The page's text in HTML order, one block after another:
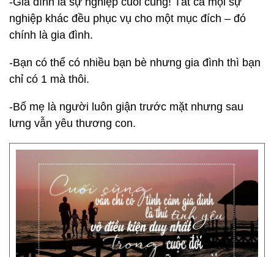
nghiệp khác đều phục vụ cho một mục đích – đó
chính là gia đình.
-Bạn có thể có nhiều bạn bè nhưng gia đình thì bạn
chỉ có 1 mà thôi.
-Bố mẹ là người luôn giận trước mặt nhưng sau
lưng vẫn yêu thương con.